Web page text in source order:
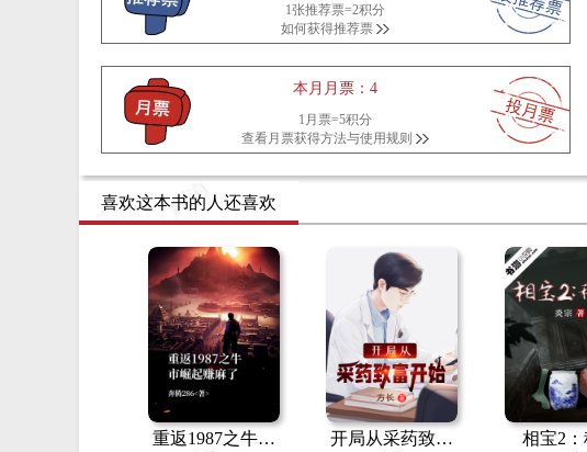
1张推荐票=2积分
如何获得推荐票
本月月票：4
1月票=5积分
查看月票获得方法与使用规则
喜欢这本书的人还喜欢
重返1987之牛市
开局从采药致富
相宝2：